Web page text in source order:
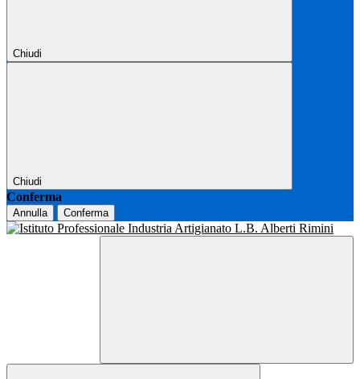
Chiudi
Chiudi
Conferma
Annulla Conferma